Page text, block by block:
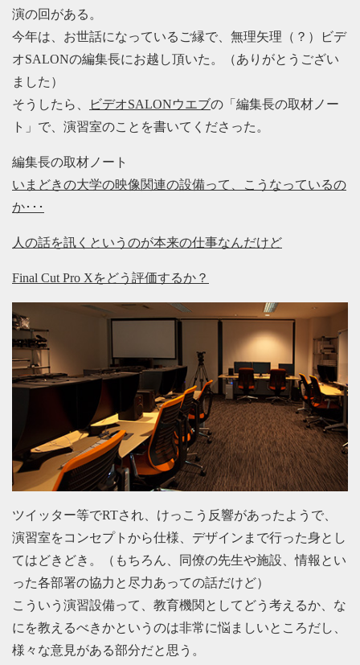
演の回がある。
今年は、お世話になっているご縁で、無理矢理（？）ビデ
オSALONの編集長にお越し頂いた。（ありがとうござい
ました）
そうしたら、
ビデオSALONウエブの「編集長の取材ノー
ト」で、演習室のことを書いてくださった。
編集長の取材ノート
いまどきの大学の映像関連の設備って、こうなっているの
か･･･
人の話を訊くというのが本来の仕事なんだけど
Final Cut Pro Xをどう評価するか？
ツイッター等でRTされ、けっこう反響があったようで、
演習室をコンセプトから仕様、デザインまで行った身とし
てはどきどき。（もちろん、同僚の先生や施設、情報とい
った各部署の協力と尽力あっての話だけど）
こういう演習設備って、教育機関としてどう考えるか、な
にを教えるべきかというのは非常に悩ましいところだし、
様々な意見がある部分だと思う。